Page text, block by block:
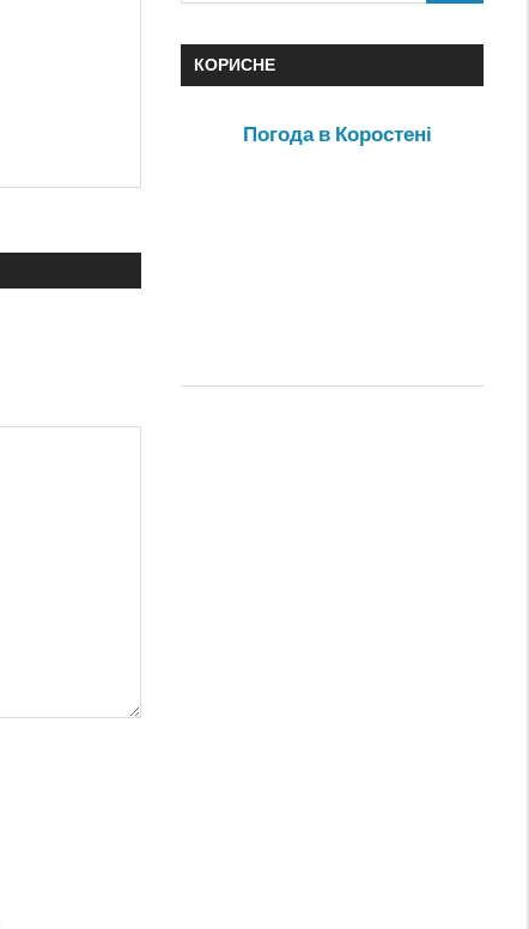
КОРИСНЕ
Погода в Коростені